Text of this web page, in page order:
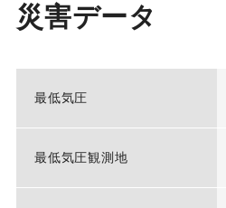
災害データ
最低気圧
最低気圧観測地